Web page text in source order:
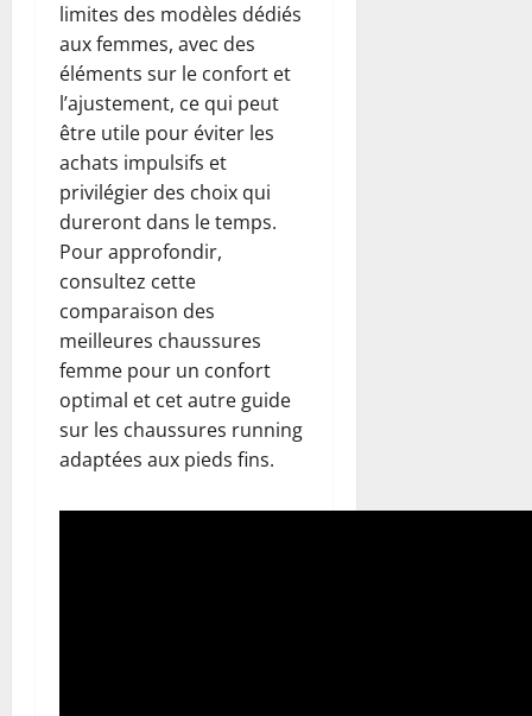
limites des modèles dédiés
aux femmes, avec des
éléments sur le confort et
l’ajustement, ce qui peut
être utile pour éviter les
achats impulsifs et
privilégier des choix qui
dureront dans le temps.
Pour approfondir,
consultez cette
comparaison des
meilleures chaussures
femme pour un confort
optimal et cet autre guide
sur les chaussures running
adaptées aux pieds fins.